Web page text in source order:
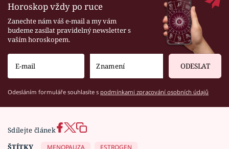
Horoskop vždy po ruce
Zanechte nám váš e-mail a my vám
budeme zasílat pravidelný newsletter s
vaším horoskopem.
ODESLAT
Odesláním formuláře souhlasíte s podmínkami zpracování osobních údajů
Sdílejte článek
ŠTÍTKY
MENOPAUZA
ESTROGEN